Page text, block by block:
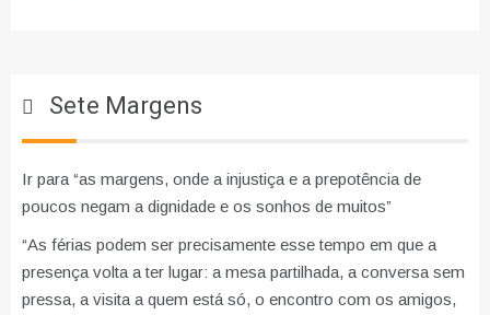
Sete Margens
Ir para “as margens, onde a injustiça e a prepotência de
poucos negam a dignidade e os sonhos de muitos”
“As férias podem ser precisamente esse tempo em que a
presença volta a ter lugar: a mesa partilhada, a conversa sem
pressa, a visita a quem está só, o encontro com os amigos,